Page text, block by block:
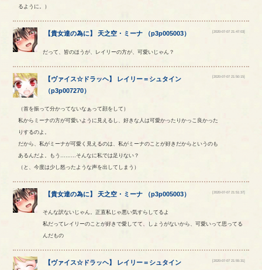
るように。）
【貴女達の為に】 天之空 ・ ミーナ （p3p005003） [2020-07-07 21:47:03]
だって、皆のほうが、レイリーの方が、可愛いじゃん？
【ヴァイス☆ドラッヘ】 レイリー＝ シュタイン
（p3p007270）
[2020-07-07 21:50:15]
（首を振って分かってないなぁって顔をして）
私からミーナの方が可愛いように見えるし、好きな人は可愛かったりかっこ良かった
りするのよ。
だから、私がミーナが可愛く見えるのは、私がミーナのことが好きだからというのも
あるんだよ。もう………そんなに私では足りない？
（と、今度は少し怒ったような声を出してしまう）
【貴女達の為に】天之空 ・ ミーナ （p3p005003） [2020-07-07 21:51:37]
そんな訳ないじゃん。正直私じゃ悪い気すらしてるよ
私だってレイリーのことが好きで愛してて、しょうがないから、可愛いって思ってる
んだもの
【ヴァイス☆ドラッヘ】 レイリー＝ シュタイン
[2020-07-07 21:55:31]